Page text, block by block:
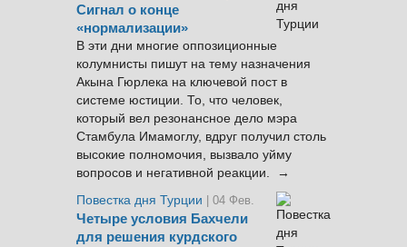
Сигнал о конце
«нормализации»
В эти дни многие оппозиционные
колумнисты пишут на тему назначения
Акына Гюрлека на ключевой пост в
системе юстиции. То, что человек,
который вел резонансное дело мэра
Стамбула Имамоглу, вдруг получил столь
высокие полномочия, вызвало уйму
вопросов и негативной реакции. →
Повестка дня Турции
| 04 Фев.
Четыре условия Бахчели
для решения курдского